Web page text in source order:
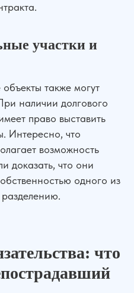
участки и
также могут
наличии долгового
право выставить
Интересно, что
возможность
доказать, что они
одного из
что